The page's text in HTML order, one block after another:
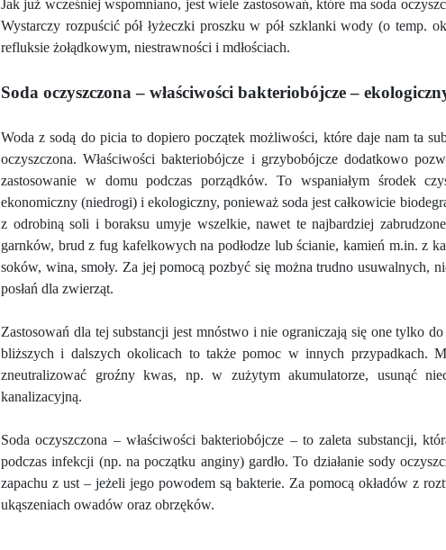
Jak już wcześniej wspomniano, jest wiele zastosowań, które ma soda
Wystarczy rozpuścić pół łyżeczki proszku w pół szklanki wody (o temp.
refluksie żołądkowym, niestrawności i mdłościach.
Soda oczyszczona – właściwości bakteriobójcze –
Woda z sodą do picia to dopiero początek możliwości, które daje nam ta
oczyszczona. Właściwości bakteriobójcze i grzybobójcze dodatkowo
zastosowanie w domu podczas porządków. To wspaniałym środek
ekonomiczny (niedrogi) i ekologiczny, ponieważ soda jest całkowicie
z odrobiną soli i boraksu umyje wszelkie, nawet te najbardziej
garnków, brud z fug kafelkowych na podłodze lub ścianie, kamień m.in. z
soków, wina, smoły. Za jej pomocą pozbyć się można trudno usuwalnych,
posłań dla zwierząt.
Zastosowań dla tej substancji jest mnóstwo i nie ograniczają się one tylko
bliższych i dalszych okolicach to także pomoc w innych przypadkach.
zneutralizować groźny kwas, np. w zużytym akumulatorze, usunąć
kanalizacyjną.
Soda oczyszczona – właściwości bakteriobójcze – to zaleta substancji,
podczas infekcji (np. na początku anginy) gardło. To działanie sody
zapachu z ust – jeżeli jego powodem są bakterie. Za pomocą okładów z
ukąszeniach owadów oraz obrzęków.